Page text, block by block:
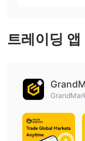
트레이딩 앱